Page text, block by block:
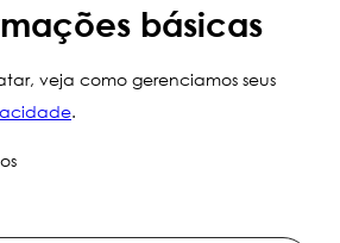
básicas
veja como gerenciamos seus
.